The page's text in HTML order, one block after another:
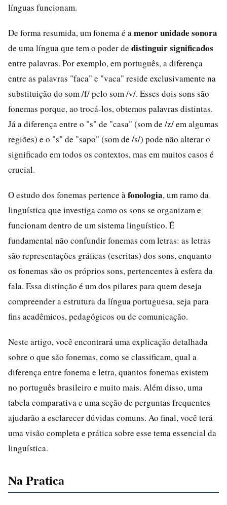
línguas funcionam.
De forma resumida, um fonema é a menor unidade sonora
de uma língua que tem o poder de distinguir significados
entre palavras. Por exemplo, em português, a diferença
entre as palavras "faca" e "vaca" reside exclusivamente na
substituição do som /f/ pelo som /v/. Esses dois sons são
fonemas porque, ao trocá-los, obtemos palavras distintas.
Já a diferença entre o "s" de "casa" (som de /z/ em algumas
regiões) e o "s" de "sapo" (som de /s/) pode não alterar o
significado em todos os contextos, mas em muitos casos é
crucial.
O estudo dos fonemas pertence à fonologia, um ramo da
linguística que investiga como os sons se organizam e
funcionam dentro de um sistema linguístico. É
fundamental não confundir fonemas com letras: as letras
são representações gráficas (escritas) dos sons, enquanto
os fonemas são os próprios sons, pertencentes à esfera da
fala. Essa distinção é um dos pilares para quem deseja
compreender a estrutura da língua portuguesa, seja para
fins acadêmicos, pedagógicos ou de comunicação.
Neste artigo, você encontrará uma explicação detalhada
sobre o que são fonemas, como se classificam, qual a
diferença entre fonema e letra, quantos fonemas existem
no português brasileiro e muito mais. Além disso, uma
tabela comparativa e uma seção de perguntas frequentes
ajudarão a esclarecer dúvidas comuns. Ao final, você terá
uma visão completa e prática sobre esse tema essencial da
linguística.
Na Pratica